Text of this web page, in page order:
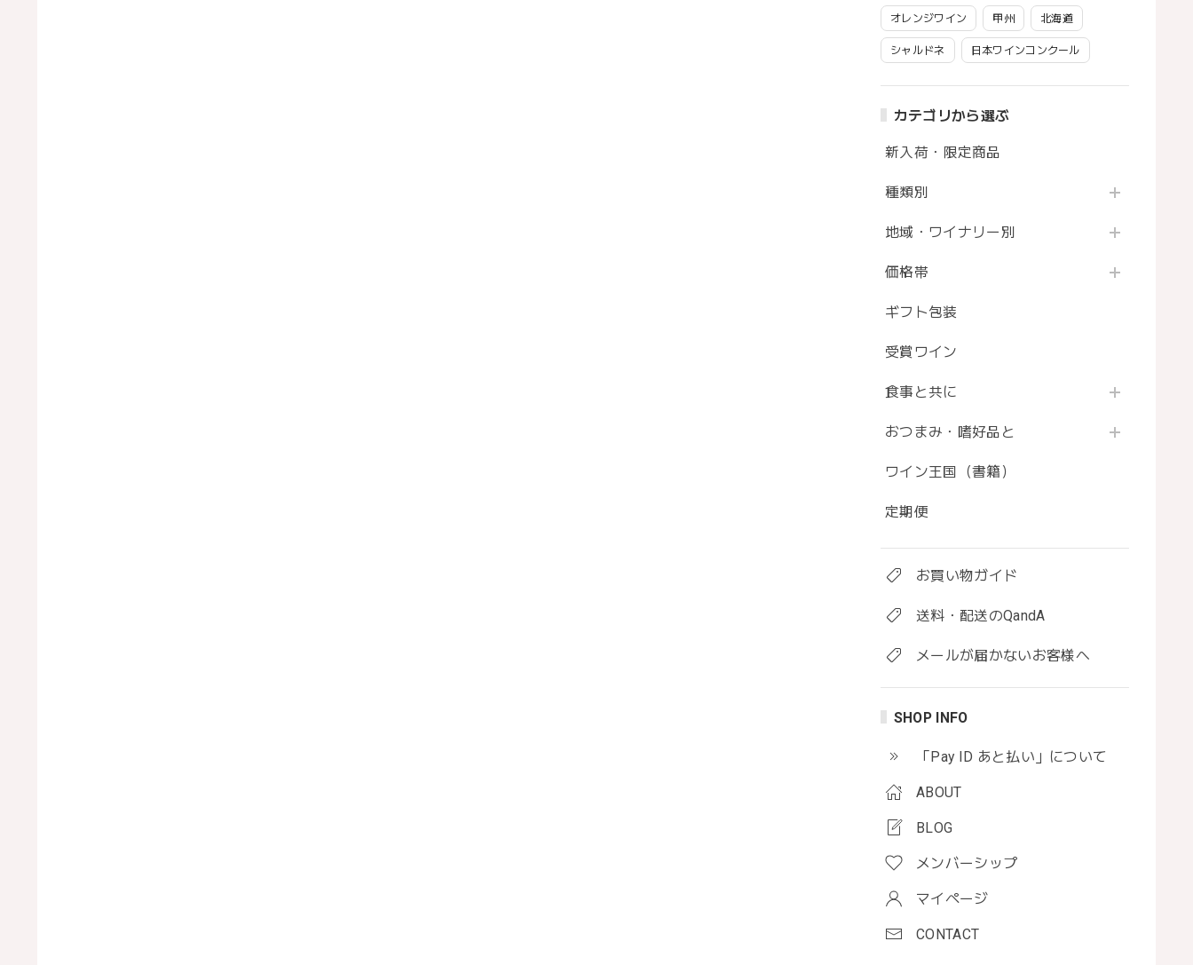
オレンジワイン 甲州 北海道
シャルドネ 日本ワインコンクール
カテゴリから選ぶ
新入荷・限定商品
種類別
地域・ワイナリー別
価格帯
ギフト包装
受賞ワイン
食事と共に
おつまみ・嗜好品と
ワイン王国（書籍）
定期便
お買い物ガイド
送料・配送のQandA
メールが届かないお客様へ
SHOP INFO
「Pay ID あと払い」について
ABOUT
BLOG
メンバーシップ
マイページ
CONTACT